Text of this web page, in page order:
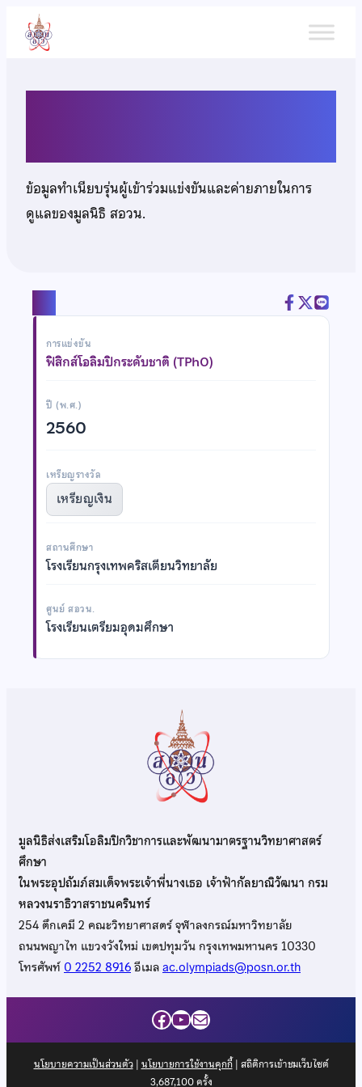
เนื้อหา
ข้อมูลทำเนียบรุ่นผู้เข้าร่วมแข่งขันและค่ายภายในการ
ดูแลของมูลนิธิ สอวน.
การแข่งขัน
ฟิสิกส์โอลิมปิกระดับชาติ (TPhO)
ปี (พ.ศ.)
2560
เหรียญรางวัล
เหรียญเงิน
สถานศึกษา
โรงเรียนกรุงเทพคริสเตียนวิทยาลัย
ศูนย์ สอวน.
โรงเรียนเตรียมอุดมศึกษา
มูลนิธิส่งเสริมโอลิมปิกวิชาการและพัฒนามาตรฐานวิทยาศาสตร์
ศึกษา
ในพระอุปถัมภ์สมเด็จพระเจ้าพี่นางเธอ เจ้าฟ้ากัลยาณิวัฒนา กรม
หลวงนราธิวาสราชนครินทร์
254 ตึกเคมี 2 คณะวิทยาศาสตร์ จุฬาลงกรณ์มหาวิทยาลัย
ถนนพญาไท แขวงวังใหม่ เขตปทุมวัน กรุงเทพมหานคร 10330
โทรศัพท์0 2252 8916อีเมลac.olympiads@posn.or.th
Facebook
YouTube
Mail
นโยบายความเป็นส่วนตัว| นโยบายการใช้งานคุกกี้| สถิติการเข้าชมเว็บไซต์
3,687,100ครั้ง